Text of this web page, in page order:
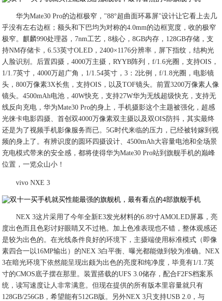
华为Mate30 Pro的边框极窄，"88°超曲面环幕屏"设计让它看上去几
乎没有左右边框；额头和下巴均为对称的4.0mm的边框宽度，收的极窄
极窄。麒麟990处理器，7nm工艺，8核心，8GB内存，128GB存储，支
持NM存储卡，6.53英寸OLED，2400×1176分辨率，屏下指纹，结构光
人脸识别。后置四摄，4000万主摄，RYYB阵列，f/1.6光圈，支持OIS，
1/1.7英寸，4000万超广角，1/1.54英寸，3：2比例，f/1.8光圈，电影镜
头，800万像素3X长焦，支持OIS，以及TOF镜头。前置3200万像素人像
镜头。4500mAh电池，40W快充，支持27W华为无线超级快充，支持无
线反向充电，华为Mate30 Pro的身上，手机摄影这个主题被强化，超感
光徕卡电影四摄、首创双4000万像素双主摄以及双OIS防抖，其实最终
还是为了视频手机影像服务而已。5G时代来临的压力，已经被转嫁到视
频的身上了。有辨识度的圆环四摄设计、4500mAh大容量电池和全场景
充电模式带来的安全感，都将使得华为Mate30 Pro站到旗舰手机的巅峰
位置，一览众山小！
vivo NXE 3
NEX 3这片采用了今年全新E3发光材料的6.89寸AMOLED屏幕，亮
度出色而且色彩讨好眼睛又不过艳。加上色准表现也不错，整体观感还
是较为出色的。在光线条件良好的环境下，主摄端使用标准模式（即像
素四合一以16MP输出）的NEX 3白平衡、曝光都能做到较为准确。NEX
3在暗光环境下依然能呈现出颇为出色的亮度和纯净度，毕竟有1/1.7英
寸的CMOS底子摆在那里。装置搭载的UFS 3.0储存，配合F2FS档案系
统，读写速度让人非常满意。但现在提供的所有版本里容量就只有
128GB/256GB，希望能有512GB版。另外NEX 3只支持USB 2.0，与